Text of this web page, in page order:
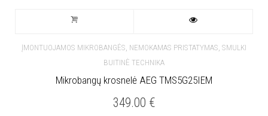
ĮMONTUOJAMOS MIKROBANGĖS, NEMOKAMAS PRISTATYMAS, SMULKI
BUITINĖ TECHNIKA
Mikrobangų krosnelė AEG TMS5G25IEM
349.00 €